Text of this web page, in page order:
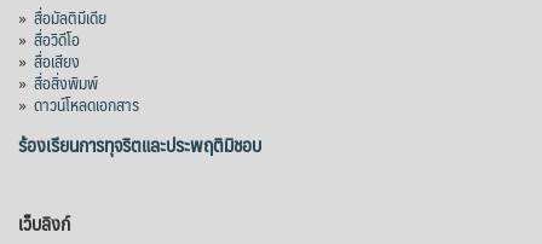
» สื่อมัลติมีเดีย
» สื่อวิดีโอ
» สื่อเสียง
» สื่อสิ่งพิมพ์
» ดาวน์โหลดเอกสาร
ร้องเรียนการทุจริตและประพฤติมิชอบ
เว็บลิงก์